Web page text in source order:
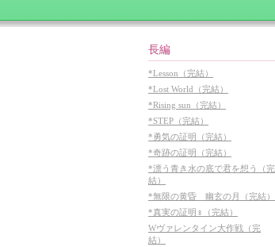
長編
*Lesson（完結）
*Lost World（完結）
*Rising sun（完結）
*STEP（完結）
*勇気の証明（完結）
*奇跡の証明（完結）
*漂う青き水の底で君を想う（完
結）
*無限の黄昏 幽玄の月（完結）
*真実の証明♀（完結）
Wヴァレンタイン大作戦（完
結）